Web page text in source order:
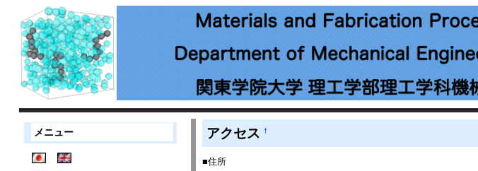
メニュー アクセス†
■住所